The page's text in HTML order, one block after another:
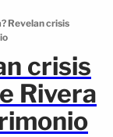
Revelan crisis
crisis
Rivera